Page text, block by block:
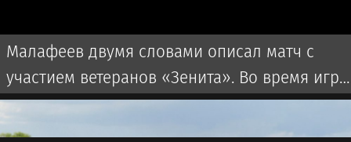
Малафеев двумя словами описал матч с
участием ветеранов «Зенита». Во время игры
использовалась пиротехника